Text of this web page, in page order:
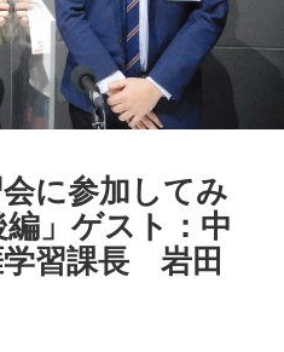
会に参加してみ
」ゲスト：中
学習課長 岩田